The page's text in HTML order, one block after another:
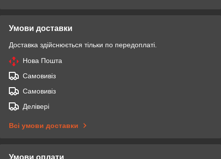
Умови доставки
Доставка здійснюється тільки по передоплаті.
Нова Пошта
Самовивіз
Самовивіз
Делівері
Всі умови доставки
Умови оплати